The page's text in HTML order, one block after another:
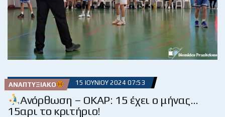
ΑΝΑΠΤΥΞΙΑΚΌ 15 ΙΟΥΝΊΟΥ 2024 07:53
Ανόρθωση – ΟΚΑΡ: 15 έχει ο μήνας…
15αρι το κριτήριο!